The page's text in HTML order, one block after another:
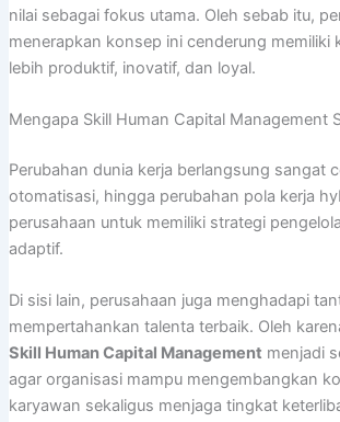
nilai sebagai fokus utama. Oleh sebab itu,
menerapkan konsep ini cenderung memiliki
lebih produktif, inovatif, dan loyal.
Mengapa Skill Human Capital Management
Perubahan dunia kerja berlangsung sangat
otomatisasi, hingga perubahan pola kerja
perusahaan untuk memiliki strategi
adaptif.
Di sisi lain, perusahaan juga menghadapi
mempertahankan talenta terbaik. Oleh
Skill Human Capital Management menjadi
agar organisasi mampu mengembangkan
karyawan sekaligus menjaga tingkat